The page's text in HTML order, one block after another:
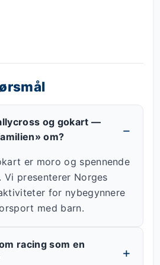
og gokart —
om?
er moro og spennende
Vi presenterer Norges
for nybegynnere
med barn.
racing som en